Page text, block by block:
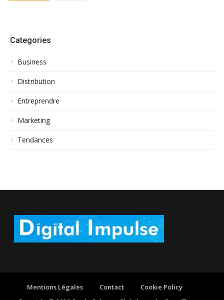
Categories
Business
Distribution
Entreprendre
Marketing
Tendances
Mentions Légales Contact
Cookie Policy